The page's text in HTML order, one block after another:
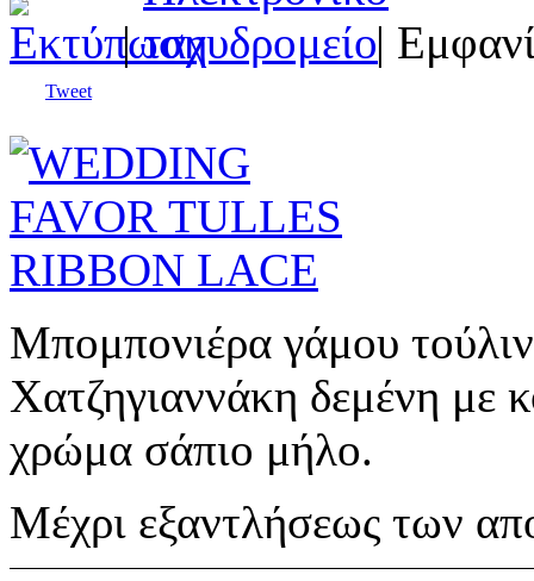
| |
Tweet
Μπομπονιέρα γάμου
Χατζηγιαννάκη δεμένη με
χρώμα σάπιο μήλο.
Μέχρι εξαντλήσεως των